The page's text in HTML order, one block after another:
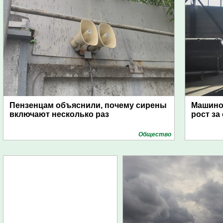
Пензенцам объяснили, почему сирены
включают несколько раз
Общество
рост за